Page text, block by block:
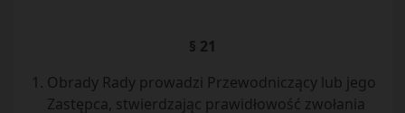
§ 21
Obrady Rady prowadzi Przewodniczący lub jego
Zastępca, stwier­dzając prawidłowość zwołania